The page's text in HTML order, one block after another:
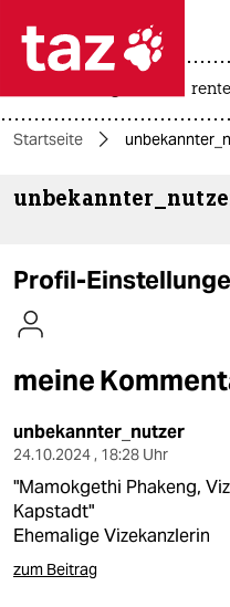
 taz
taz zahl
themen
kultur
sport
berlin
nord
rente
Startseite
Profil-
meine
unbekannter_nutzer
24.10.2024 , 18:28 Uhr
"Mamokgethi Phakeng,
Kapstadt"
Ehemalige Vizekanzlerin
zum Beitrag